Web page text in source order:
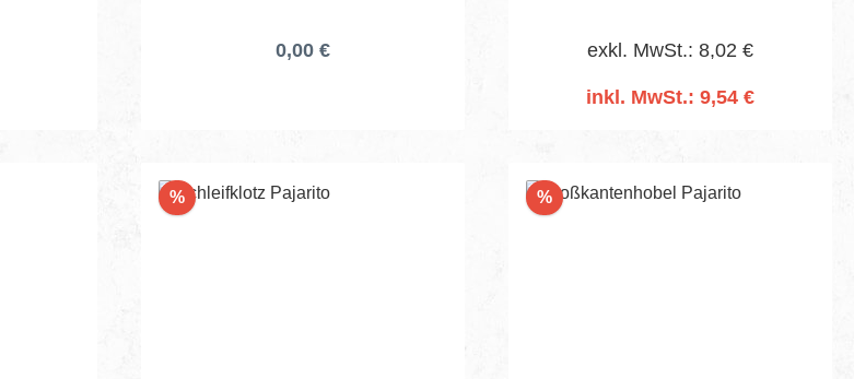
0,00 € exkl. MwSt.: 8,02 €
inkl. MwSt.: 9,54 €
%Rabatt %Rabatt